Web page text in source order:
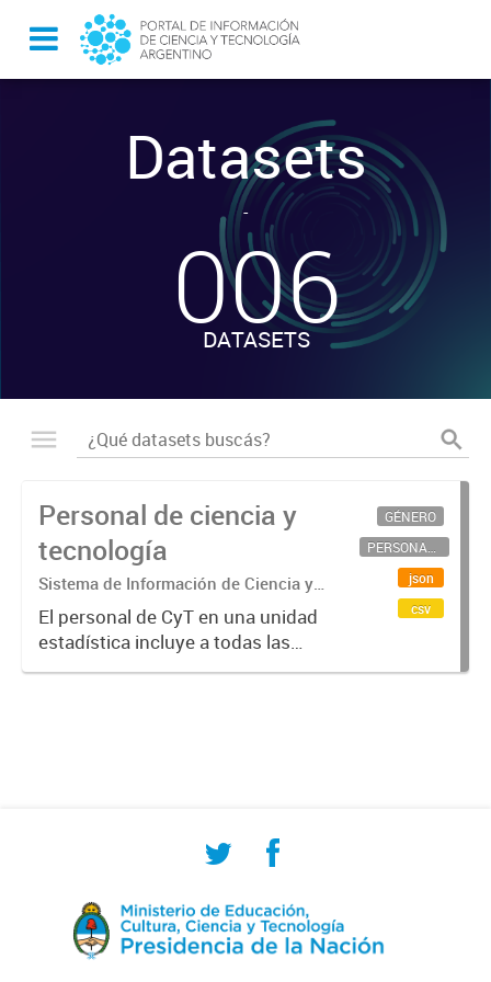
Datasets
-
006
DATASETS
Personal de ciencia y
tecnología
Sistema de Información de Ciencia y
Tecnología Argentino (SICYTAR)
El personal de CyT en una unidad
estadística incluye a todas las
personas involucradas
GÉNERO
PERSONAL CIENTÍFICO-TECNOLÓGICO
json
csv